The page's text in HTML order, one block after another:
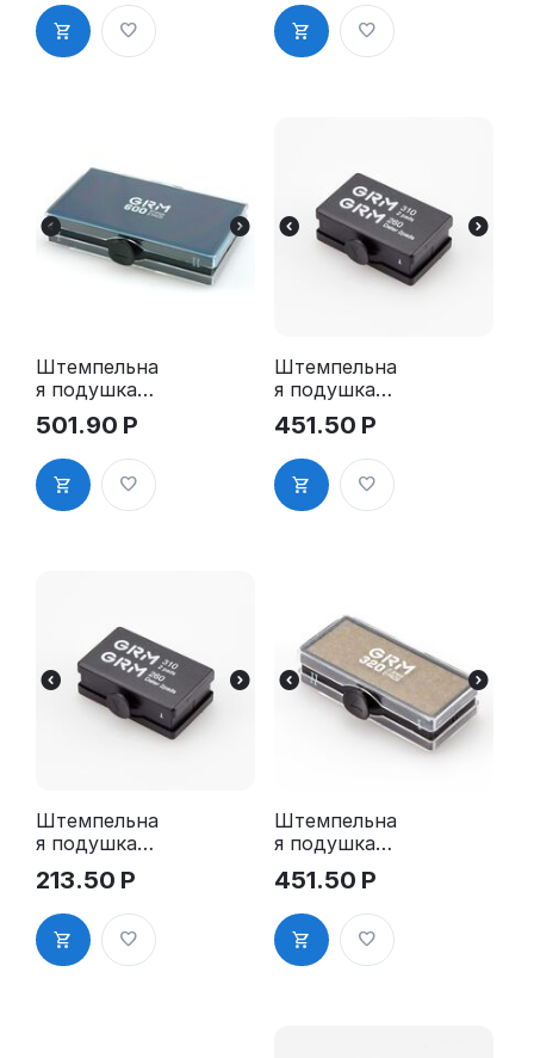
Штемпельна
я подушка
для GRM
600 2Pads,
синяя
501.90 Р
Штемпельна
я подушка
для GRM
4941 2Pads,
GRM 310
2Pads
451.50 Р
Штемпельна
я подушка
для GRM
4941 2Pads,
GRM 310
2Pads, синяя
213.50 Р
Штемпельна
я подушка
для GRM 320
2Pads
451.50 Р